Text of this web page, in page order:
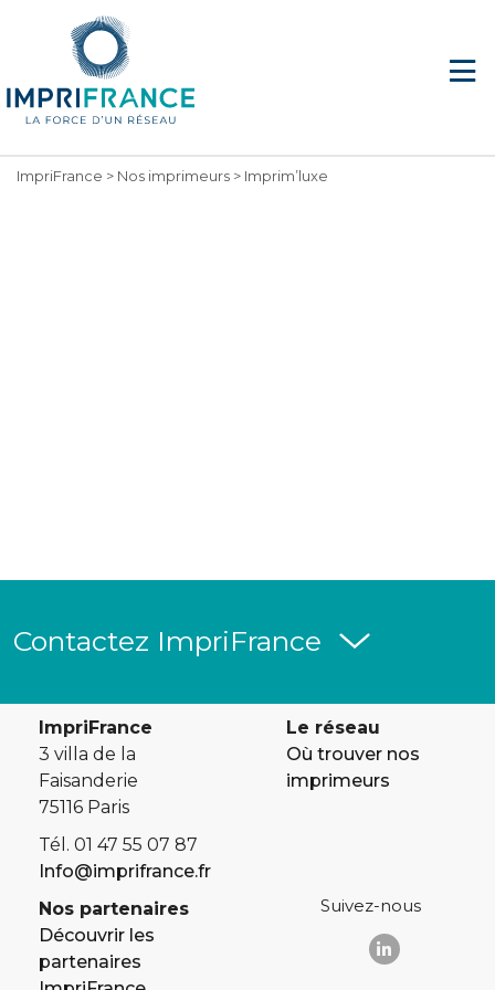
ImpriFrance > Nos imprimeurs > Imprim’luxe
Contactez ImpriFrance
ImpriFrance
3 villa de la
Faisanderie
75116 Paris
Tél. 01 47 55 07 87
Info@imprifrance.fr
Le réseau
Où trouver nos
imprimeurs
Nos partenaires
Découvrir les
partenaires
Suivez-nous